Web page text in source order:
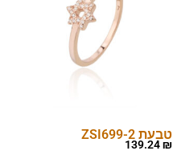
טבעת ZSI699-2
139.24₪